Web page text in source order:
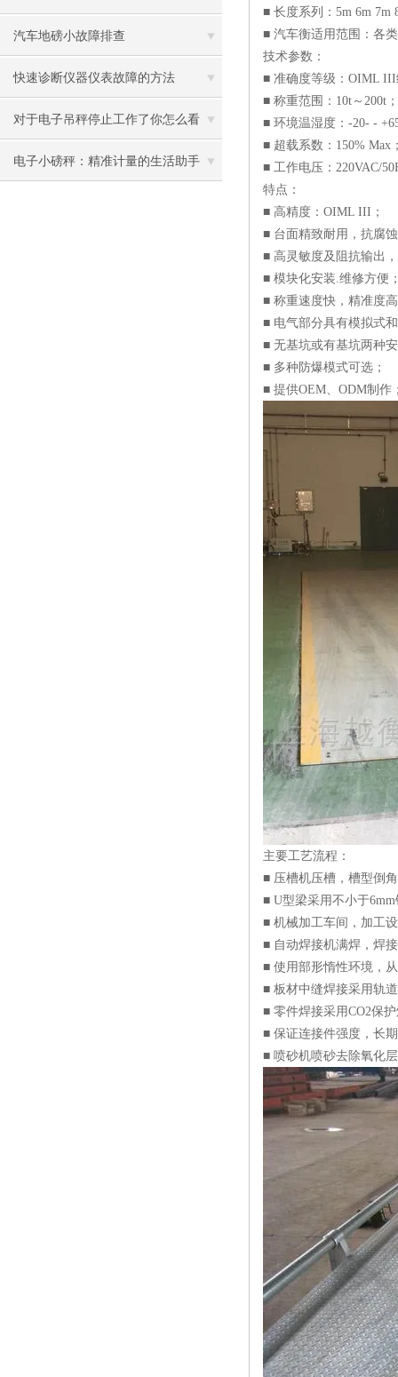
汽车地磅小故障排查
快速诊断仪器仪表故障的方法
对于电子吊秤停止工作了你怎么看
电子小磅秤：精准计量的生活助手
■ 长度系列：5m 6m 7m
■ 汽车衡适用范围：各
技术参数：
■ 准确度等级：OIML III
■ 称重范围：10t～200t；
■ 环境温湿度：-20- -
■ 超载系数：150% Max
■ 工作电压：220VAC/
特点：
■ 高精度：OIML III；
■ 台面精致耐用，抗腐
■ 高灵敏度及阻抗输出
■ 模块化安装.维修方便
■ 称重速度快，精准度
■ 电气部分具有模拟式
■ 无基坑或有基坑两种
■ 多种防爆模式可选；
■ 提供OEM、ODM制作
主要工艺流程：
■ 压槽机压槽，槽型倒
■ U型梁采用不小于
■ 机械加工车间，加工
■ 自动焊接机满焊，焊
■ 使用部形惰性环境，
■ 板材中缝焊接采用轨
■ 零件焊接采用CO2保
■ 保证连接件强度，长
■ 喷砂机喷砂去除氧化